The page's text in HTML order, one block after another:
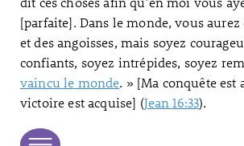
[parfaite]. Dans le monde, vous
et des angoisses, mais soyez
confiants, soyez intrépides, soyez
vaincu le monde. » [Ma conquête est
victoire est acquise] (Jean 16:33).